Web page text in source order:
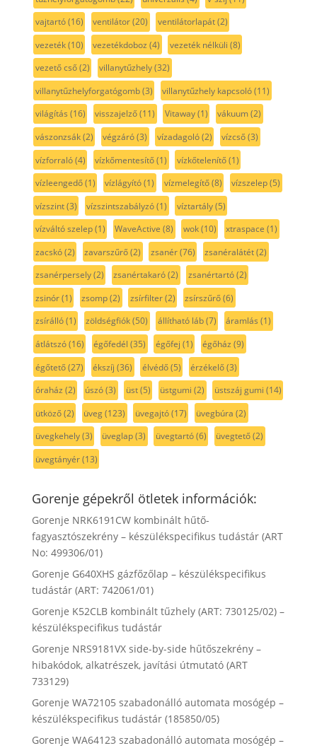
vajtartó(16) ventilátor(20) ventilátorlapát(2)
vezeték(10) vezetékdoboz (4) vezeték nélküli (8)
vezető cső(2) villanytűzhely(32)
villanytűzhelyforgatógomb(3) villanytűzhely kapcsoló(11)
világítás (16) visszajelző(11) Vitaway(1) vákuum(2)
vászonzsák(2) végzáró(3) vízadagoló(2) vízcső(3)
vízforraló(4) vízkőmentesítő(1) vízkőtelenítő(1)
vízleengedő(1) vízlágyító(1) vízmelegítő(8) vízszelep(5)
vízszint(3) vízszintszabályzó(1) víztartály(5)
vízváltó szelep(1) WaveActive (8) wok(10) xtraspace (1)
zacskó(2) zavarszűrő(2) zsanér(76) zsanéralátét(2)
zsanérpersely(2) zsanértakaró(2) zsanértartó(2)
zsinór(1) zsomp(2) zsírfilter(2) zsírszűrő(6)
zsírálló(1) zöldségfiók(50) állítható láb(7) áramlás (1)
átlátszó(16) égőfedél (35) égőfej (1) égőház (9)
égőtető(27) ékszíj (36) élvédő(5) érzékelő(3)
óraház (2) úszó(3) üst(5) üstgumi (2) üstszáj gumi (14)
ütköző(2) üveg(123) üvegajtó(17) üvegbúra (2)
üvegkehely(3) üveglap(3) üvegtartó(6) üvegtető(2)
üvegtányér(13)
Gorenje gépekről ötletek információk:
Gorenje NRK6191CW kombinált hűtő-
fagyasztószekrény – készülékspecifikus tudástár (ART
No: 499306/01)
Gorenje G640XHS gázfőzőlap – készülékspecifikus
tudástár (ART: 742061/01)
Gorenje K52CLB kombinált tűzhely (ART: 730125/02) –
készülékspecifikus tudástár
Gorenje NRS9181VX side-by-side hűtőszekrény –
hibakódok, alkatrészek, javítási útmutató (ART
733129)
Gorenje WA72105 szabadonálló automata mosógép –
készülékspecifikus tudástár (185850/05)
Gorenje WA64123 szabadonálló automata mosógép –